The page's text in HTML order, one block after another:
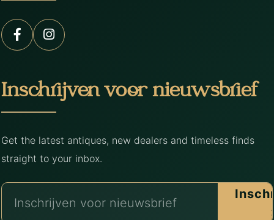
Inschrijven voor nieuwsbrief
Get the latest antiques, new dealers and timeless finds
straight to your inbox.